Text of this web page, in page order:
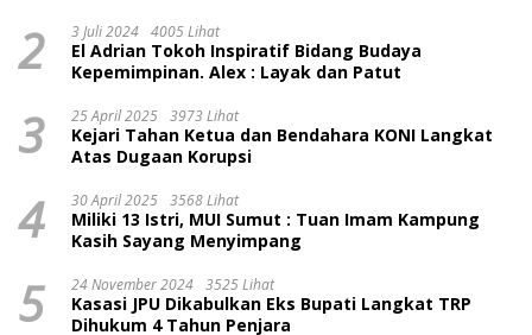
2 3 Juli 2024 4005 Lihat
El Adrian Tokoh Inspiratif Bidang Budaya
Kepemimpinan. Alex : Layak dan Patut
3 25 April 2025 3973 Lihat
Kejari Tahan Ketua dan Bendahara KONI Langkat
Atas Dugaan Korupsi
4 30 April 2025 3568 Lihat
Miliki 13 Istri, MUI Sumut : Tuan Imam Kampung
Kasih Sayang Menyimpang
5 24 November 2024 3525 Lihat
Kasasi JPU Dikabulkan Eks Bupati Langkat TRP
Dihukum 4 Tahun Penjara